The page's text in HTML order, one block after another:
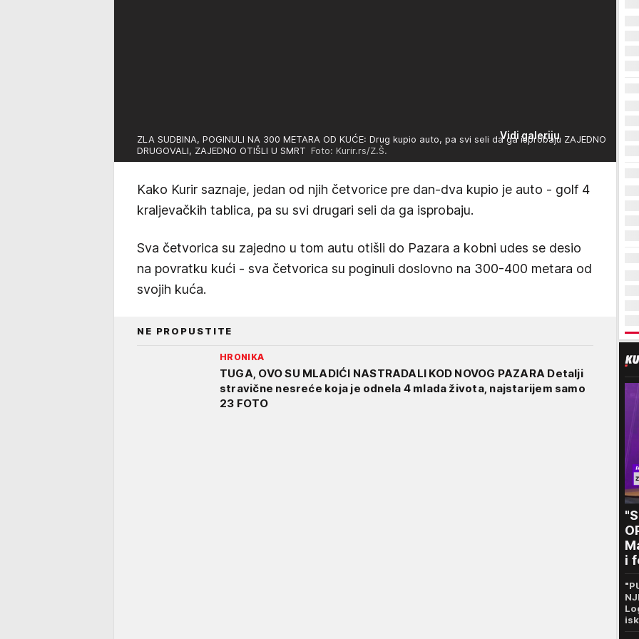
Vidi galeriju
ZLA SUDBINA, POGINULI NA 300 METARA OD KUĆE: Drug kupio auto, pa svi seli da ga isprobaju ZAJEDNO
DRUGOVALI, ZAJEDNO OTIŠLI U SMRT Foto: Kurir.rs/Z.Š.
Kako Kurir saznaje, jedan od njih četvorice pre dan-dva kupio je auto - golf 4
kraljevačkih tablica, pa su svi drugari seli da ga isprobaju.
Sva četvorica su zajedno u tom autu otišli do Pazara a kobni udes se desio
na povratku kući - sva četvorica su poginuli doslovno na 300-400 metara od
svojih kuća.
NE PROPUSTITE
HRONIKA
TUGA, OVO SU MLADIĆI NASTRADALI KOD NOVOG PAZARA Detalji
stravične nesreće koja je odnela 4 mlada života, najstarijem samo
23 FOTO
i